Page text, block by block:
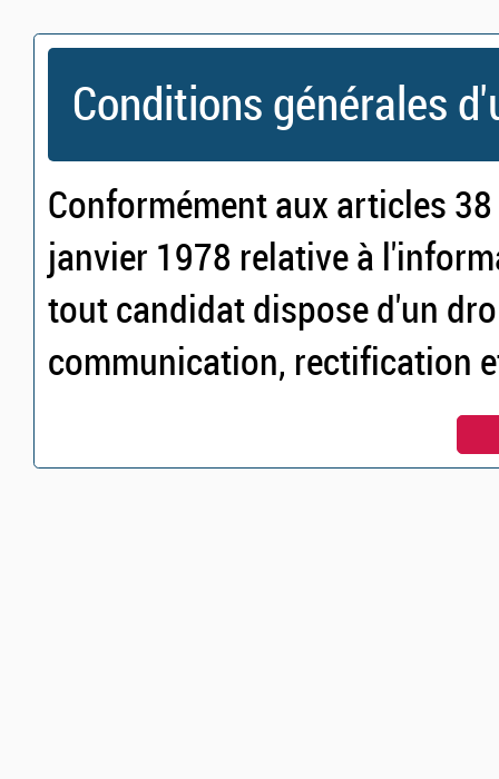
Conditions générales
Conformément aux articles
janvier 1978 relative à
tout candidat dispose d'un
communication, rectification